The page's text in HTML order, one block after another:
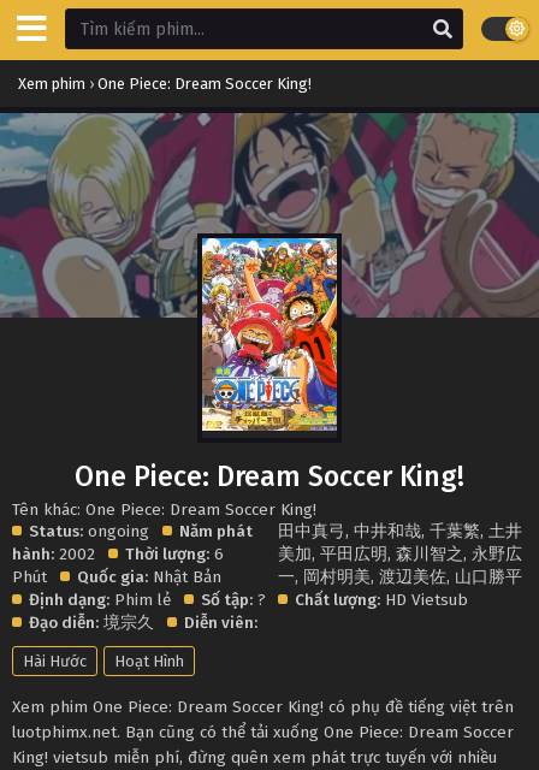
Xem phim › One Piece: Dream Soccer King!
One Piece: Dream Soccer King!
Tên khác: One Piece: Dream Soccer King!
Status: ongoing
Năm phát
hành: 2002 Thời lượng: 6
Phút
Quốc gia: Nhật Bản
Định dạng: Phim lẻ Số tập: ?
Đạo diễn: 境宗久 Diễn viên:
田中真弓,中井和哉,千葉繁,土井
美加,平田広明,森川智之, 永野広
一, 岡村明美,渡辺美佐, 山口勝平
Chất lượng: HD Vietsub
Hài Hước Hoạt Hình
Xem phim One Piece: Dream Soccer King! có phụ đề tiếng việt trên
luotphimx.net. Bạn cũng có thể tải xuống One Piece: Dream Soccer
King! vietsub miễn phí, đừng quên xem phát trực tuyến với nhiều